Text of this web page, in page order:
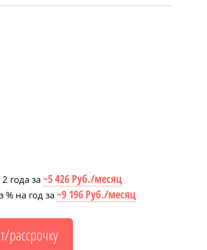
года за~5 426 Руб./месяц
% на год за ~9 196 Руб./месяц